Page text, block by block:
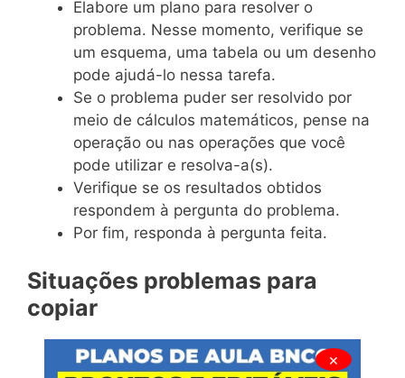
Elabore um plano para resolver o
problema. Nesse momento, verifique se
um esquema, uma tabela ou um desenho
pode ajudá-lo nessa tarefa.
Se o problema puder ser resolvido por
meio de cálculos matemáticos, pense na
operação ou nas operações que você
pode utilizar e resolva-a(s).
Verifique se os resultados obtidos
respondem à pergunta do problema.
Por fim, responda à pergunta feita.
Situações problemas para
copiar
×